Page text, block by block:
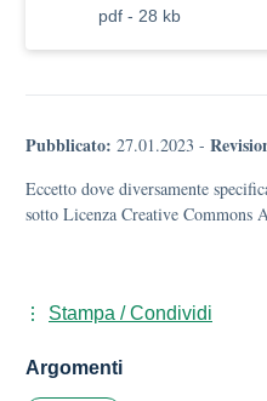
pdf - 28 kb
Pubblicato: 27.01.2023 -
Eccetto dove diversamente
sotto Licenza Creative Commons
Stampa / Condividi
Argomenti